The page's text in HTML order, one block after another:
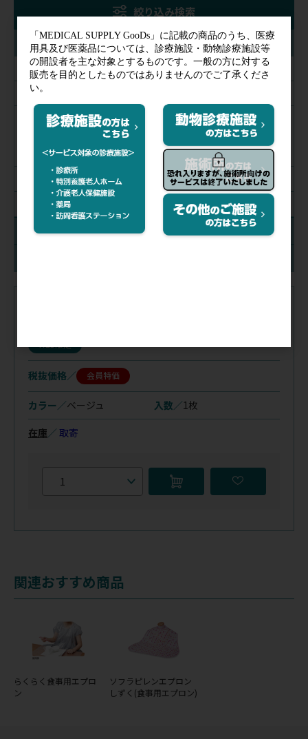
絞り込み検索
絞り込み解除
ブルー
ベージュ
ピンク
カラー
入数
税抜価格 会員特価
カラー／ベージュ 入数／1枚
在庫 ／ 取寄
関連おすすめ商品
らくらく食事用エプロ
ン
ソフラピレンエプロン
しずく(食事用エプロン)